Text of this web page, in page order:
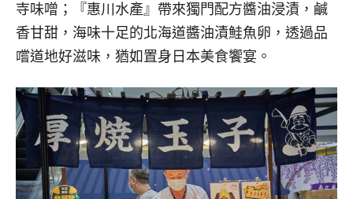
寺味噌；『惠川水產』帶來獨門配方醬油浸漬，鹹
香甘甜，海味十足的北海道醬油漬鮭魚卵，透過品
嚐道地好滋味，猶如置身日本美食饗宴。